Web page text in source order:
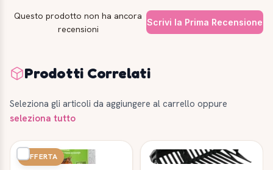
Questo prodotto non ha ancora
recensioni
Scrivi la Prima Recensione
Prodotti Correlati
Seleziona gli articoli da aggiungere al carrello oppure
seleziona tutto
OFFERTA